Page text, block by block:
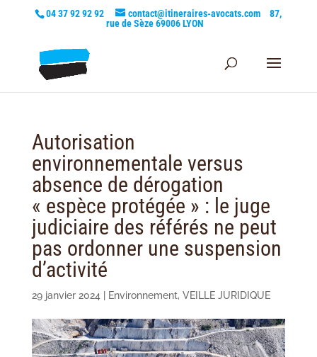
04 37 92 92 92 contact@itineraires-avocats.com
87,
rue de Sèze 69006 LYON
Autorisation
environnementale versus
absence de dérogation
« espèce protégée » : le juge
judiciaire des référés ne peut
pas ordonner une suspension
d’activité
29 janvier 2024 Environnement, VEILLE JURIDIQUE